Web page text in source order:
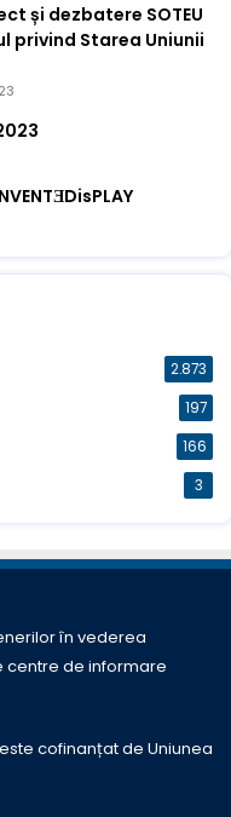
și dezbatere SOTEU
privind Starea Uniunii
2.873
197
166
3
în vederea
centre de informare
este cofinanțat de Uniunea